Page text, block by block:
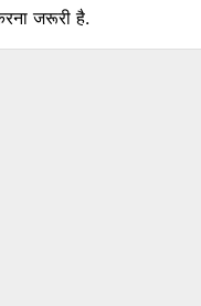
जरूरी है.